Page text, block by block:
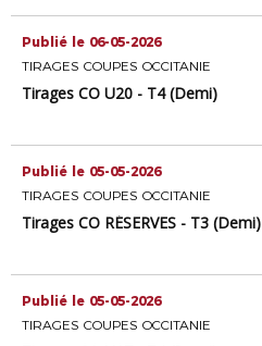
Publié le 06-05-2026
TIRAGES COUPES OCCITANIE
Tirages CO U20 - T4 (Demi)
Publié le 05-05-2026
TIRAGES COUPES OCCITANIE
Tirages CO RÉSERVES - T3 (Demi)
Publié le 05-05-2026
TIRAGES COUPES OCCITANIE